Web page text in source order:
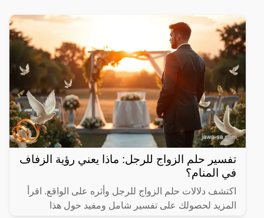
تفسير حلم الزواج للرجل: ماذا يعني رؤية الزفاف
في المنام؟
اكتشف دلالات حلم الزواج للرجل وأثره على الواقع. اقرأ
المزيد لحصولك على تفسير شامل ومفيد حول هذا